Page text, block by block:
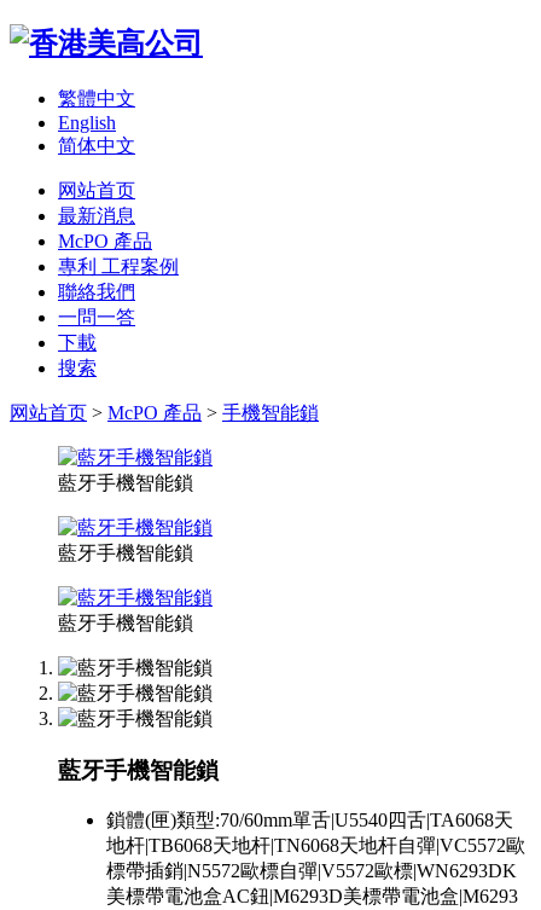
繁體中文
English
简体中文
网站首页
最新消息
McPO 產品
專利 工程案例
聯絡我們
一問一答
下載
搜索
网站首页 > McPO 產品 > 手機智能鎖
藍牙手機智能鎖
藍牙手機智能鎖
藍牙手機智能鎖
藍牙手機智能鎖
鎖體(匣)類型:70/60mm單舌|U5540四舌|TA6068天
地杆|TB6068天地杆|TN6068天地杆自彈|VC5572歐
標帶插銷|N5572歐標自彈|V5572歐標|WN6293DK
美標帶電池盒AC鈕|M6293D美標帶電池盒|M6293